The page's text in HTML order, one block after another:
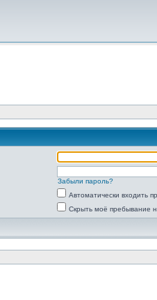
Забыли пароль?
Автоматически входить
Скрыть моё пребывание